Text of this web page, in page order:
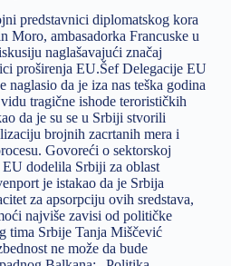
predstavnici diplomatskog kora
Moro, ambasadorka Francuske u
naglašavajući značaj
proširenja EU.Šef Delegacije EU
da je iza nas teška godina
tragične ishode terorističkih
da je su se u Srbiji stvorili
brojnih zacrtanih mera i
Govoreći o sektorskoj
dodelila Srbiji za oblast
je istakao da je Srbija
za apsorpciju ovih sredstava,
najviše zavisi od političke
tima Srbije Tanja Miščević
ne može da bude